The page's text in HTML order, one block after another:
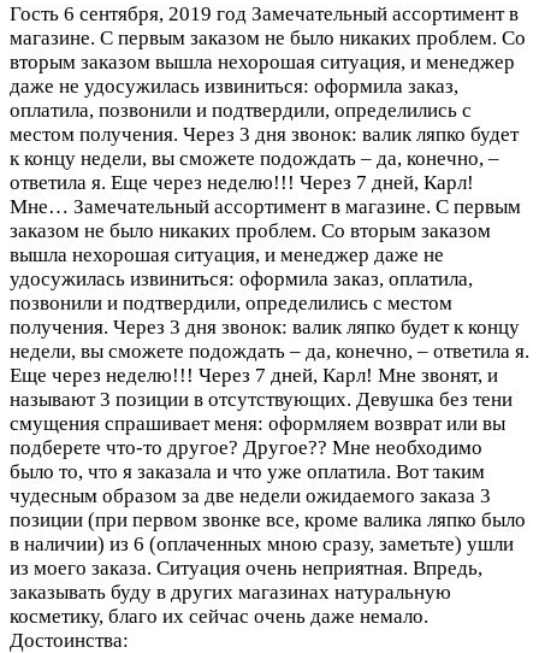
Гость 6 сентября, 2019 год Замечательный ассортимент в
магазине. С первым заказом не было никаких проблем. Со
вторым заказом вышла нехорошая ситуация, и менеджер
даже не удосужилась извиниться: оформила заказ,
оплатила, позвонили и подтвердили, определились с
местом получения. Через 3 дня звонок: валик ляпко будет
к концу недели, вы сможете подождать – да, конечно, –
ответила я. Еще через неделю!!! Через 7 дней, Карл!
Мне… Замечательный ассортимент в магазине. С первым
заказом не было никаких проблем. Со вторым заказом
вышла нехорошая ситуация, и менеджер даже не
удосужилась извиниться: оформила заказ, оплатила,
позвонили и подтвердили, определились с местом
получения. Через 3 дня звонок: валик ляпко будет к концу
недели, вы сможете подождать – да, конечно, – ответила я.
Еще через неделю!!! Через 7 дней, Карл! Мне звонят, и
называют 3 позиции в отсутствующих. Девушка без тени
смущения спрашивает меня: оформляем возврат или вы
подберете что-то другое? Другое?? Мне необходимо
было то, что я заказала и что уже оплатила. Вот таким
чудесным образом за две недели ожидаемого заказа 3
позиции (при первом звонке все, кроме валика ляпко было
в наличии) из 6 (оплаченных мною сразу, заметьте) ушли
из моего заказа. Ситуация очень неприятная. Впредь,
заказывать буду в других магазинах натуральную
косметику, благо их сейчас очень даже немало.
Достоинства: